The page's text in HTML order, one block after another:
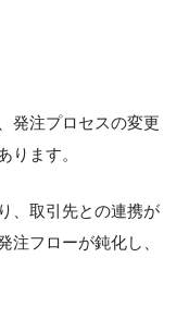
発注プロセスの変更
ります。
、取引先との連携が
注フローが鈍化し、